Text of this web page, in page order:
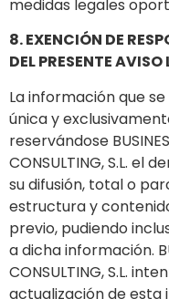
medidas legales
8. EXENCIÓN DE
DEL PRESENTE AVISO
La información que
única y
reservándose
CONSULTING, S.L. el
su difusión, total o
estructura y
previo, pudiendo
a dicha información.
CONSULTING, S.L.
actualización de esta